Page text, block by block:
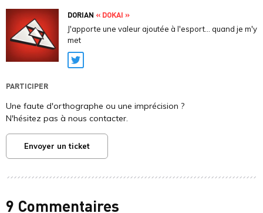
DORIAN « DOKAI »
J'apporte une valeur ajoutée à l'esport... quand je m'y
met
Twitter
PARTICIPER
Une faute d'orthographe ou une imprécision ?
N'hésitez pas à nous contacter.
Envoyer un ticket
9 Commentaires